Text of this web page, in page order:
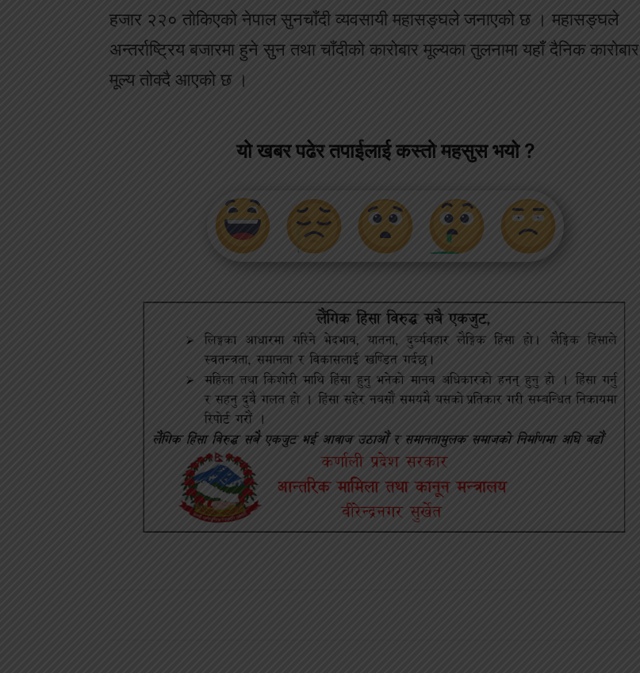
हजार २२० तोकिएको नेपाल सुनचाँदी व्यवसायी महासङ्घले जनाएको छ । महासङ्घले
अन्तर्राष्ट्रिय बजारमा हुने सुन तथा चाँदीको कारोबार मूल्यका तुलनामा यहाँ दैनिक कारोबार
मूल्य तोक्दै आएको छ ।
यो खबर पढेर तपाईलाई कस्तो महसुस भयो ?